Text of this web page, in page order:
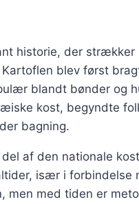
historie, der
blev først
blandt bønder og
kost, begyndte
bagning.
af den nationale
især i forbindelse
men med tiden er